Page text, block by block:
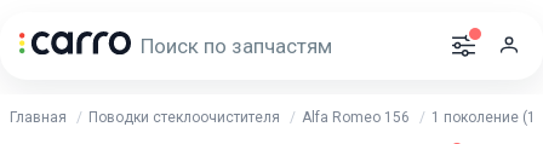
Главная Поводки стеклоочистителя Alfa Romeo 156 1 поколение